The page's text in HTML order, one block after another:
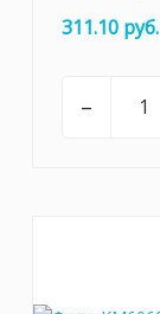
311.10 руб.
–